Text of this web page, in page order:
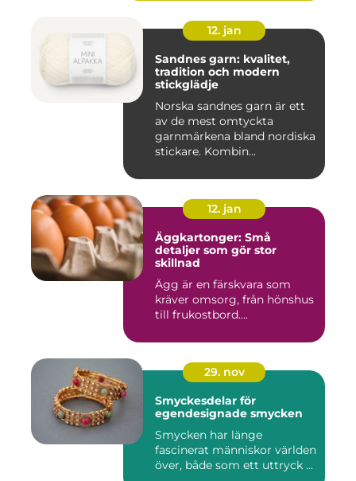
12. jan
Sandnes garn: kvalitet,
tradition och modern
stickglädje
Norska sandnes garn är ett
av de mest omtyckta
garnmärkena bland nordiska
stickare. Kombin...
12. jan
Äggkartonger: Små
detaljer som gör stor
skillnad
Ägg är en färskvara som
kräver omsorg, från hönshus
till frukostbord....
29. nov
Smyckesdelar för
egendesignade smycken
Smycken har länge
fascinerat människor världen
över, både som ett uttryck ...